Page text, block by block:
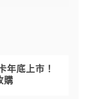
年底上市！
購